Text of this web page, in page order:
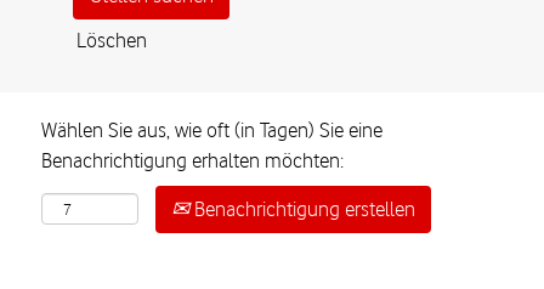
Löschen
Wählen Sie aus, wie oft (in Tagen) Sie eine
Benachrichtigung erhalten möchten:
Benachrichtigung erstellen